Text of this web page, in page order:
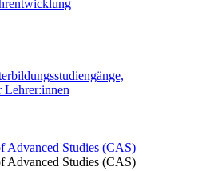
Lehrer:innen
Advanced Studies (CAS)
Advanced Studies (CAS)